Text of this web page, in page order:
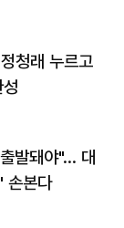
청래 누르고
발돼야"… 대
손본다